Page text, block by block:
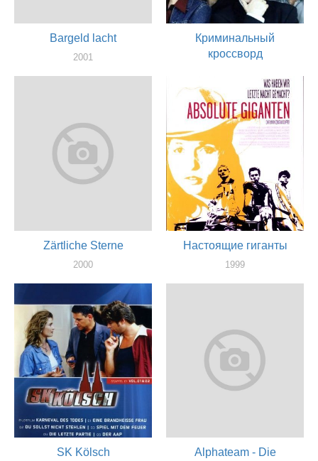
Bargeld lacht
2001
Криминальный
кроссворд
Zärtliche Sterne
2000
Настоящие гиганты
1999
SK Kölsch
Alphateam - Die